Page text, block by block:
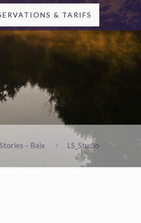
& TARIFS
– Baix LS_Studio